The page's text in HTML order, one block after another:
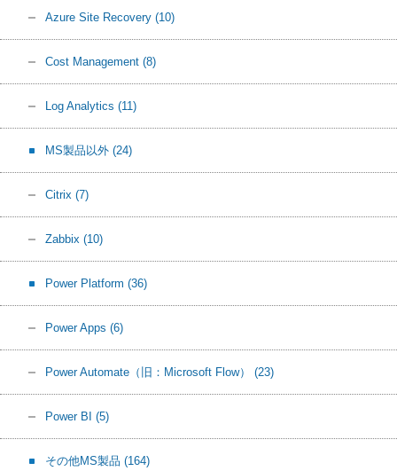
Azure Site Recovery (10)
Cost Management (8)
Log Analytics (11)
MS製品以外 (24)
Citrix (7)
Zabbix (10)
Power Platform (36)
Power Apps (6)
Power Automate（旧：Microsoft Flow） (23)
Power BI (5)
その他MS製品 (164)